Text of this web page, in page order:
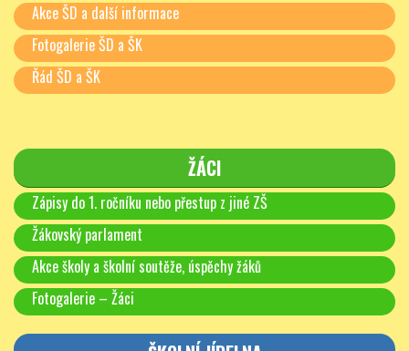
Akce ŠD a další informace
Fotogalerie ŠD a ŠK
Řád ŠD a ŠK
ŽÁCI
Zápisy do 1. ročníku nebo přestup z jiné ZŠ
Žákovský parlament
Akce školy a školní soutěže, úspěchy žáků
Fotogalerie – Žáci